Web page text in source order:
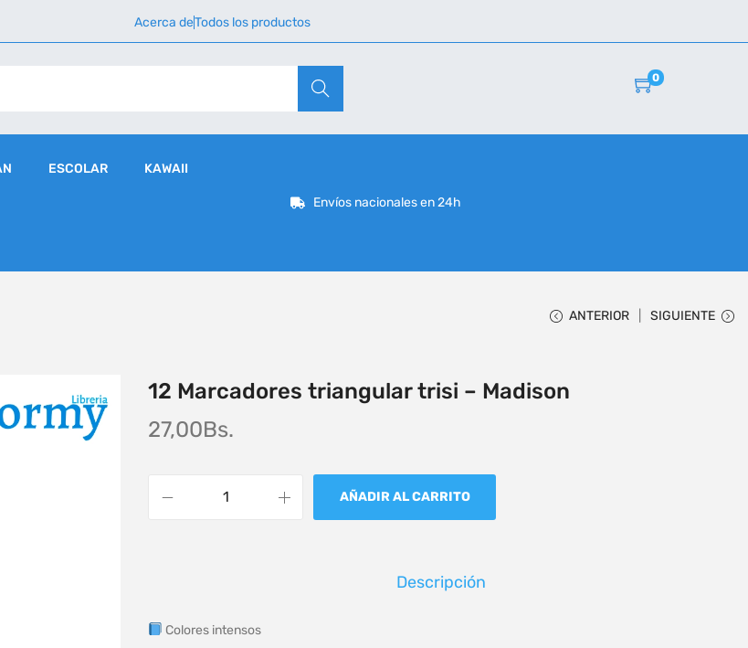
Acerca deTodos los productos
Buscar
0
ESCOLAR KAWAII
Envíos nacionales en 24h
ANTERIOR SIGUIENTE
12 Marcadores triangular trisi – Madison
27,00Bs.
AÑADIR AL CARRITO
Descripción
Colores intensos